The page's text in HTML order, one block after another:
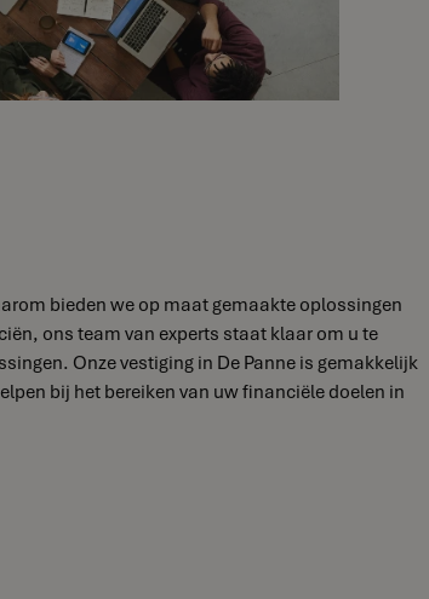
bieden we op maat gemaakte oplossingen
ons team van experts staat klaar om u te
Onze vestiging in De Panne is gemakkelijk
bij het bereiken van uw financiële doelen in